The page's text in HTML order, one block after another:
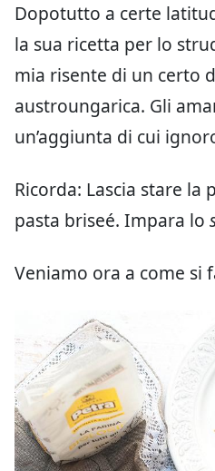
Dopotutto a certe
la sua ricetta per lo
mia risente di un certo
austroungarica. Gli
un’aggiunta di cui
Ricorda: Lascia stare la
pasta briseé. Impara lo
Veniamo ora a come si